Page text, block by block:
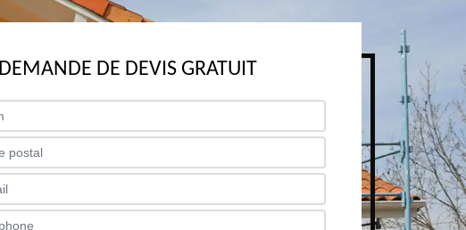
DEMANDE DE DEVIS GRATUIT